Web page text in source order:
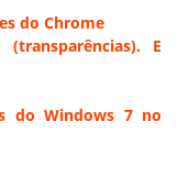
do Chrome
E
do Windows 7 no